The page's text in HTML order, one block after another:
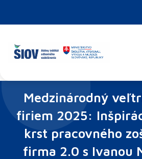
Medzinárodný
firiem 2025:
krst pracovného
firma 2.0 s Ivanou